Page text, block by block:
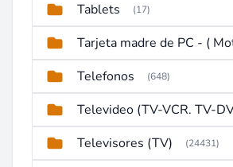
Tablets (17)
Telefonos (648)
Televisores (TV) (24431)